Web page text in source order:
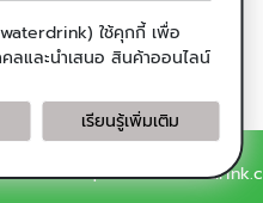
เครื่องฟอกอากาศ
|
ใช้คุกกี้ เพื่อ
ลและนำเสนอ สินค้าออนไลน์
เรียนรู้เพิ่มเติม